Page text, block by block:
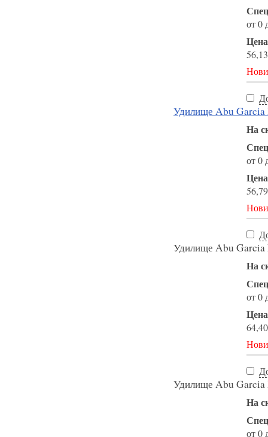
от 0
Удилище Abu
На
от 0
Удилище Abu
На
от 0
Удилище Abu
На
от 0